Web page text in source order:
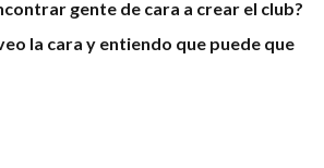
gente de cara a crear el club?
la cara y entiendo que puede que